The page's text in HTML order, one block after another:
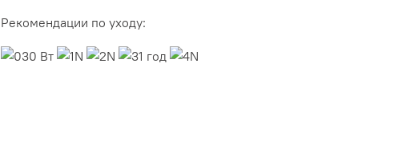
Рекомендации по уходу: